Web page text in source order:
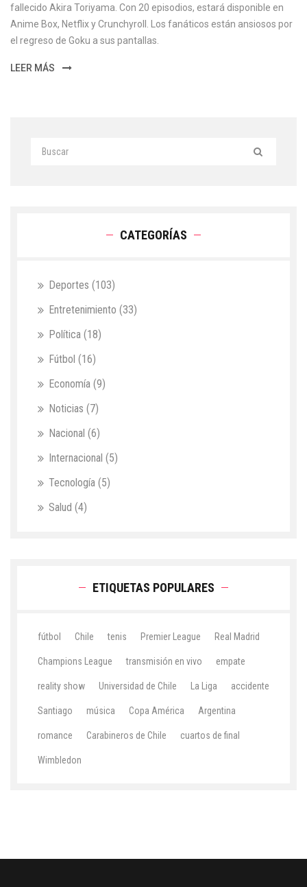
fallecido Akira Toriyama. Con 20 episodios, estará disponible en
Anime Box, Netflix y Crunchyroll. Los fanáticos están ansiosos por
el regreso de Goku a sus pantallas.
LEER MÁS
CATEGORÍAS
Deportes (103)
Entretenimiento (33)
Política (18)
Fútbol (16)
Economía (9)
Noticias (7)
Nacional (6)
Internacional (5)
Tecnología (5)
Salud (4)
ETIQUETAS POPULARES
fútbol Chile tenis Premier League Real Madrid
Champions League transmisión en vivo empate
reality show Universidad de Chile La Liga accidente
Santiago música Copa América Argentina
romance Carabineros de Chile cuartos de final
Wimbledon